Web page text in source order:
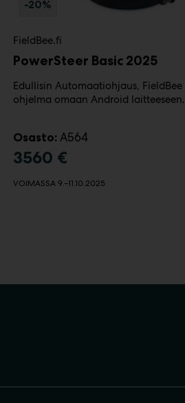
-20%
FieldBee.fi
PowerSteer Basic 2025
Edullisin Automaatiohjaus, FieldBee
ohjelma omaan Android laitteeseen.
Osasto: A564
3560 €
VOIMASSA 9.–11.10.2025